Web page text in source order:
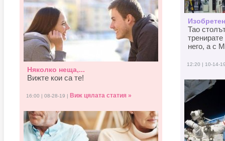
Няколко неща,...
Вижте кои са те!
16:00 | 08-28-19 | Виж цялата статия »
Тао
него, а с
12:20 | 10-14-